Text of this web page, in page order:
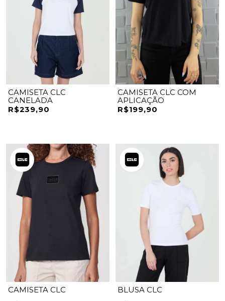
CAMISETA CLC
CANELADA
R$239,90
CAMISETA CLC COM
APLICAÇÃO
R$199,90
CAMISETA CLC
BLUSA CLC